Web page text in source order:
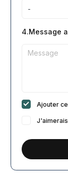
4.Message
Ajouter